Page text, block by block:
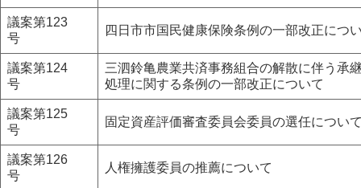
議案第123
号
四日市市国民健康保険条例の一部改正につ
議案第124
号
三泗鈴亀農業共済事務組合の解散に伴う承
処理に関する条例の一部改正について
議案第125
号
固定資産評価審査委員会委員の選任につい
議案第126
号
人権擁護委員の推薦について